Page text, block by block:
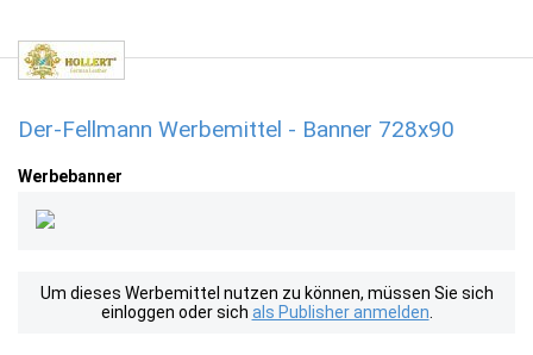
Der-Fellmann Werbemittel - Banner 728x90
Werbebanner
Um dieses Werbemittel nutzen zu können, müssen Sie sich
einloggen oder sich als Publisher anmelden